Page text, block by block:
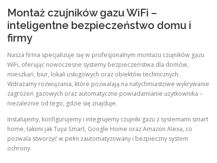
KONTAKT
EN
Montaż czujników gazu WiFi –
inteligentne bezpieczeństwo domu i
firmy
Nasza firma specjalizuje się w profesjonalnym montażu czujników gazu
WiFi, oferując nowoczesne systemy bezpieczeństwa dla domów,
mieszkań, biur, lokali usługowych oraz obiektów technicznych.
Wdrażamy rozwiązania, które pozwalają na natychmiastowe wykrywanie
zagrożeń gazowych oraz automatyczne powiadamianie użytkownika –
niezależnie od tego, gdzie się znajduje.
Instalujemy, konfigurujemy i integrujemy czujniki gazu z systemami smart
home, takimi jak Tuya Smart, Google Home oraz Amazon Alexa, co
pozwala stworzyć w pełni zautomatyzowany i bezpieczny system
ochrony.